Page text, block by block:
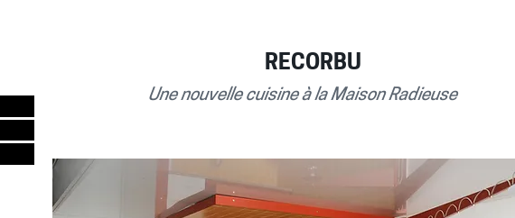
RECORBU
Une nouvelle cuisine à la Maison Radieuse